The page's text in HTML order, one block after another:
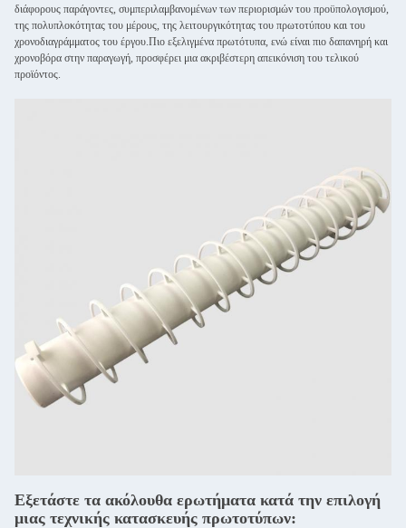
διάφορους παράγοντες, συμπεριλαμβανομένων των περιορισμών του προϋπολογισμού,
της πολυπλοκότητας του μέρους, της λειτουργικότητας του πρωτοτύπου και του
χρονοδιαγράμματος του έργου.Πιο εξελιγμένα πρωτότυπα, ενώ είναι πιο δαπανηρή και
χρονοβόρα στην παραγωγή, προσφέρει μια ακριβέστερη απεικόνιση του τελικού
προϊόντος.
Εξετάστε τα ακόλουθα ερωτήματα κατά την επιλογή
μιας τεχνικής κατασκευής πρωτοτύπων: